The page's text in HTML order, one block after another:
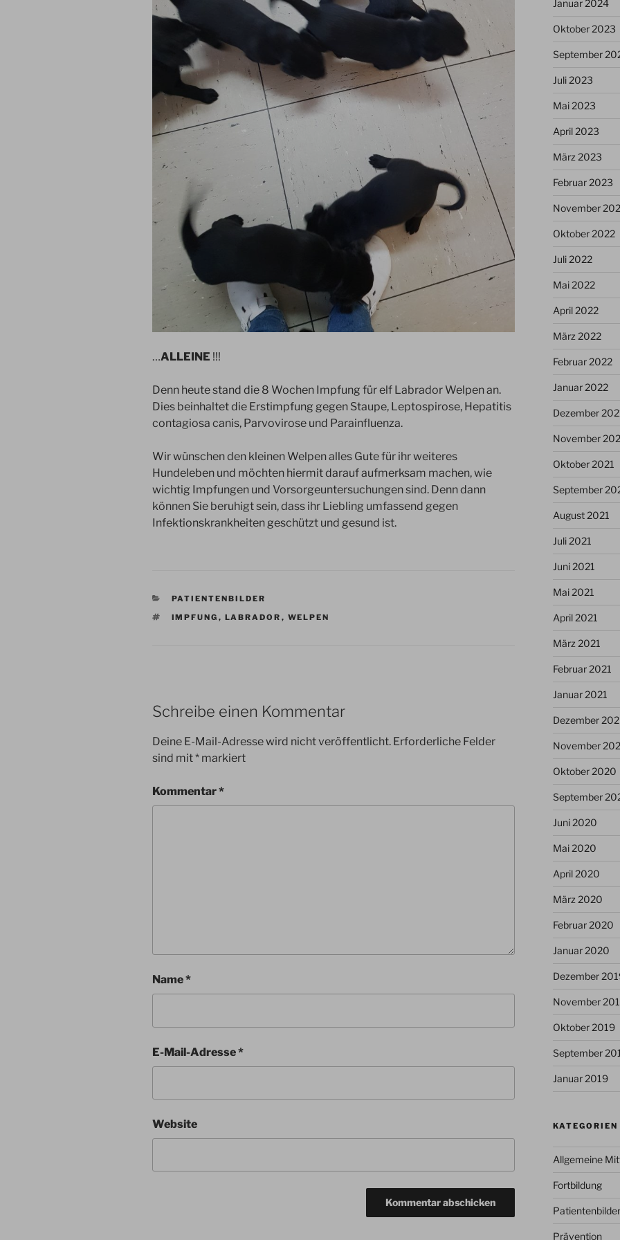
…ALLEINE !!!
Denn heute stand die 8 Wochen Impfung für elf Labrador Welpen an.
Dies beinhaltet die Erstimpfung gegen Staupe, Leptospirose, Hepatitis
contagiosa canis, Parvovirose und Parainfluenza.
Wir wünschen den kleinen Welpen alles Gute für ihr weiteres
Hundeleben und möchten hiermit darauf aufmerksam machen, wie
wichtig Impfungen und Vorsorgeuntersuchungen sind. Denn dann
können Sie beruhigt sein, dass ihr Liebling umfassend gegen
Infektionskrankheiten geschützt und gesund ist.
KATEGORIEN
PATIENTENBILDER
SCHLAGWÖRTER
IMPFUNG , LABRADOR , WELPEN
Schreibe einen Kommentar
Deine E-Mail-Adresse wird nicht veröffentlicht. Erforderliche Felder
sind mit* markiert
Kommentar*
Name*
E-Mail-Adresse*
Website
Januar 2024
Oktober 2023
September
Juli 2023
Mai 2023
April 2023
März 2023
Februar 2023
November
Oktober 2022
Juli 2022
Mai 2022
April 2022
März 2022
Februar 2022
Januar 2022
Dezember
November
Oktober 2021
September
August 2021
Juli 2021
Juni 2021
Mai 2021
April 2021
März 2021
Februar 2021
Januar 2021
Dezember
November
Oktober 2020
September
Juni 2020
Mai 2020
April 2020
März 2020
Februar 2020
Januar 2020
Dezember
November
Oktober 2019
September
Januar 2019
KATEGORIEN
Allgemeine
Fortbildung
Patientenbilder
Prävention